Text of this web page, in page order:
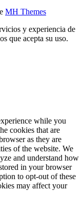
MH Themes
y experiencia de
que acepta su uso.
while you
cookies that are
as they are
of the website. We
and understand how
in your browser
to opt-out of these
may affect your